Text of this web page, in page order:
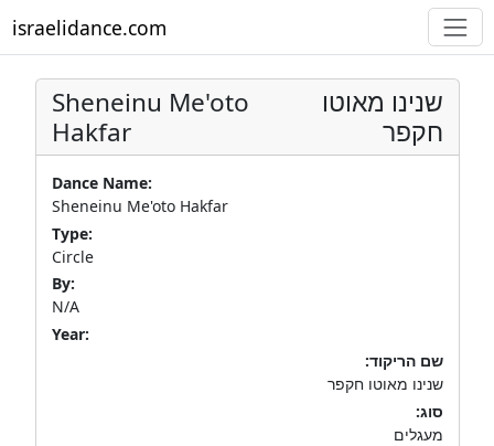
israelidance.com
Sheneinu Me'oto
Hakfar
שנינו מאוטו
חקפר
Dance Name:
Sheneinu Me'oto Hakfar
Type:
Circle
By:
N/A
Year:
שם הריקוד:
שנינו מאוטו חקפר
סוג:
מעגלים